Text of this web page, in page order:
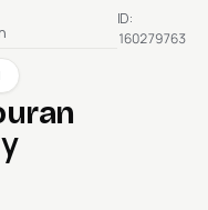
ID:
160279763